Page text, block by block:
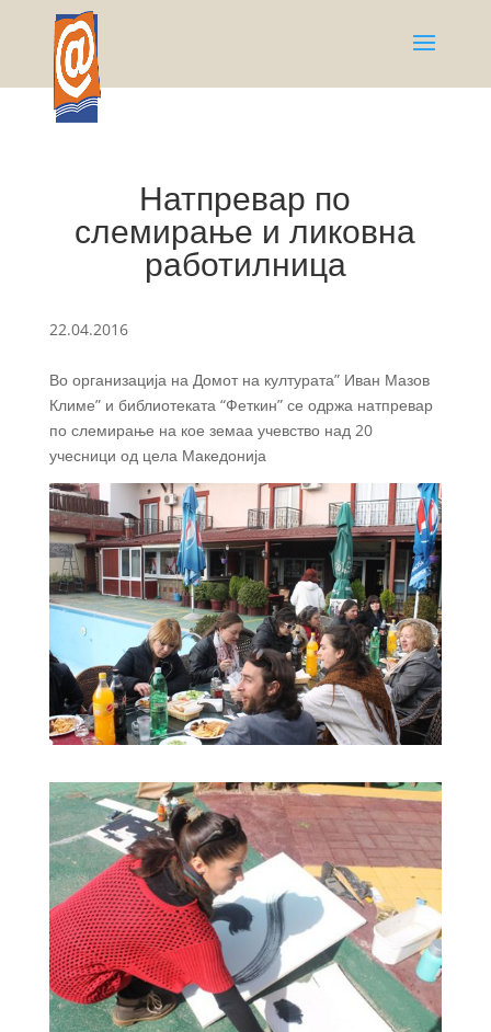
Натпревар по
слемирање и ликовна
работилница
22.04.2016
Во организација на Домот на културата” Иван Мазов
Климе” и библиотеката “Феткин” се одржа натпревар
по слемирање на кое земаа учевство над 20
учесници од цела Македонија